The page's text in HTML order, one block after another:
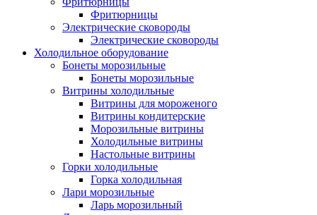
Фритюрницы
Электрические сковороды
Электрические сковороды
Холодильное оборудование
Бонеты морозильные
Бонеты морозильные
Витрины холодильные
Витрины для мороженого
Витрины кондитерские
Морозильные витрины
Холодильные витрины
Настольные витрины
Горки холодильные
Горка холодильная
Лари морозильные
Ларь морозильный